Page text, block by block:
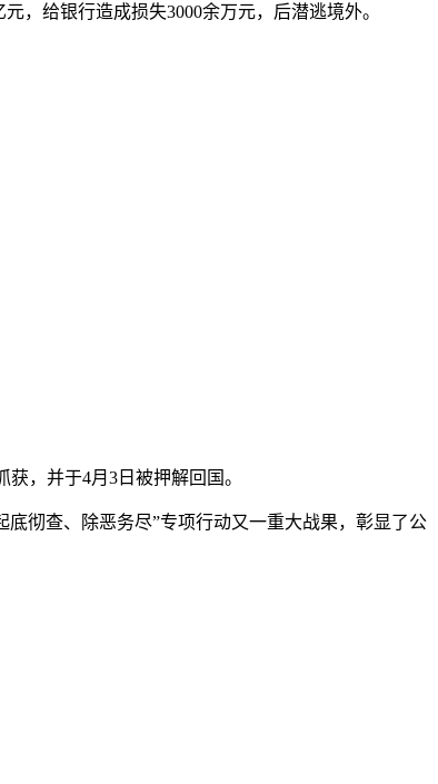
给银行造成损失3000余万元，后潜逃境外。
，并于4月3日被押解回国。
彻查、除恶务尽”专项行动又一重大战果，彰显了公